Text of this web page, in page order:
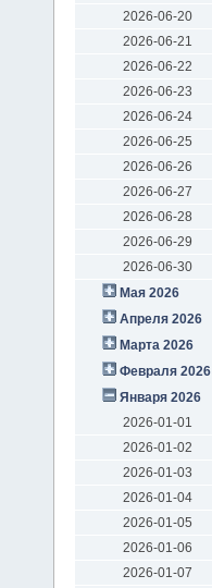
2026-06-20
2026-06-21
2026-06-22
2026-06-23
2026-06-24
2026-06-25
2026-06-26
2026-06-27
2026-06-28
2026-06-29
2026-06-30
Мая 2026
Апреля 2026
Марта 2026
Февраля 2026
Января 2026
2026-01-01
2026-01-02
2026-01-03
2026-01-04
2026-01-05
2026-01-06
2026-01-07